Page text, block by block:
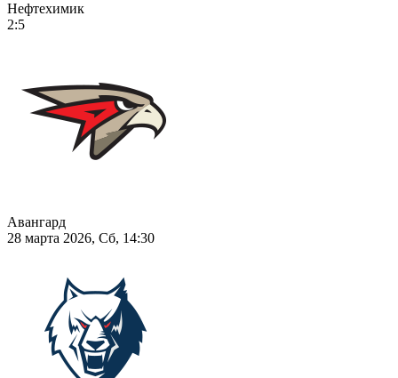
Нефтехимик
2:5
Авангард
28 марта 2026, Сб, 14:30